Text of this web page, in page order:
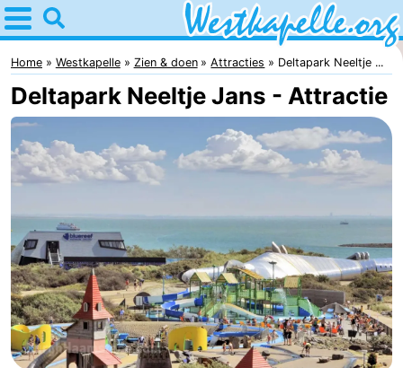
Home
Westkapelle
Tips
Voor
kinderen
Overnachten
Appartementen
-
Duinweg
-
Résidence
Campings
Home Westkapelle Zien & doen Attracties Deltapark Neeltje ...
Deltapark Neeltje Jans - Attractie